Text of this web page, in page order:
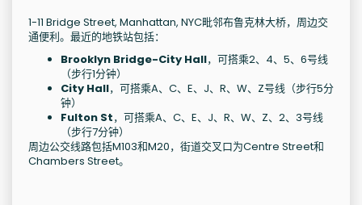
1-11 Bridge Street, Manhattan, NYC毗邻布鲁克林大桥，周边交
通便利。最近的地铁站包括：
Brooklyn Bridge-City Hall，可搭乘2、4、5、6号线
（步行1分钟）
City Hall，可搭乘A、C、E、J、R、W、Z号线（步行5分
钟）
Fulton St，可搭乘A、C、E、J、R、W、Z、2、3号线
（步行7分钟）
周边公交线路包括M103和M20，街道交叉口为Centre Street和
Chambers Street。